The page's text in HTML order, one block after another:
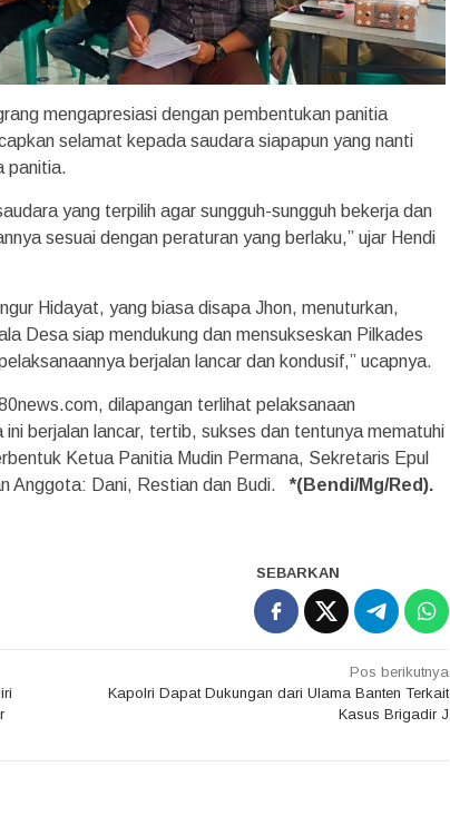
mengapresiasi dengan pembentukan panitia
selamat kepada saudara siapapun yang nanti
panitia.
yang terpilih agar sungguh-sungguh bekerja dan
sesuai dengan peraturan yang berlaku,” ujar Hendi
Hidayat, yang biasa disapa Jhon, menuturkan,
Desa siap mendukung dan mensukseskan Pilkades
berjalan lancar dan kondusif,” ucapnya.
dilapangan terlihat pelaksanaan
berjalan lancar, tertib, sukses dan tentunya mematuhi
Ketua Panitia Mudin Permana, Sekretaris Epul
Anggota: Dani, Restian dan Budi.*(Bendi/Mg/Red).
SEBARKAN
Pos berikutnya
Kapolri Dapat Dukungan dari Ulama Banten Terkait
Kasus Brigadir J